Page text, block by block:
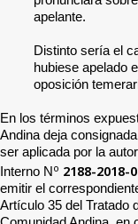
apelante.
Distinto sería el
hubiese apelado
oposición
En los términos
Andina deja
ser aplicada por la
Interno N o 2188-2018-
emitir el
Artículo 35 del Tratado